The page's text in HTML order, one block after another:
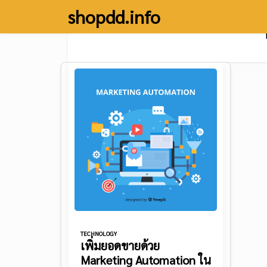
content
shopdd.info
TECHNOLOGY
เพิ่มยอดขายด้วย
Marketing Automation ใน